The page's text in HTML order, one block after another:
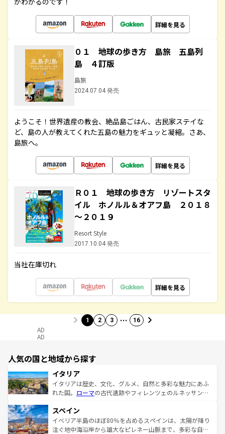
詳細を見る
０１ 地球の歩き方 島旅 五島列
島 ４訂版
島旅
2024.07.04 発売
ようこそ！世界遺産の教会、絶品島ごはん、古民家ステイな
ど、島の人が教えてくれた五島の魅力をギュッと凝縮。さあ、
島旅へ。
詳細を見る
Ｒ０１ 地球の歩き方 リゾートスタ
イル ホノルル＆オアフ島 ２０１８
～２０１９
Resort Style
2017.10.04 発売
当社在庫切れ
詳細を見る
1 2 3 … 16
AD
AD
人気の国と地域から探す
イタリア
イタリアは歴史、文化、グルメ、自然と多彩な魅力にあふ
れた国。 ローマの古代遺跡やフィレンツェのルネッサンス
ろん、トスカーナの美しい田園風景やアマルフィ海岸の絶
景など、自然景観も見逃せない。観光の合間には、本場の
ピザやパスタなど、絶品のイタリア料理を堪能することも
スペイン
イベリア半島のほぼ80％を占めるスペインは、太陽が降り
注ぐ地中海沿岸から雄大なピレネー山脈まで、多彩な自然